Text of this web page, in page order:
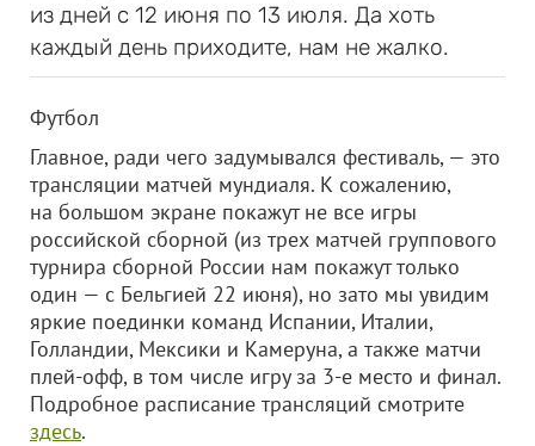
из дней с 12 июня по 13 июля. Да хоть
каждый день приходите, нам не жалко.
Футбол
Главное, ради чего задумывался фестиваль, — это
трансляции матчей мундиаля. К сожалению,
на большом экране покажут не все игры
российской сборной (из трех матчей группового
турнира сборной России нам покажут только
один — с Бельгией 22 июня), но зато мы увидим
яркие поединки команд Испании, Италии,
Голландии, Мексики и Камеруна, а также матчи
плей-офф, в том числе игру за 3-е место и финал.
Подробное расписание трансляций смотрите
здесь.